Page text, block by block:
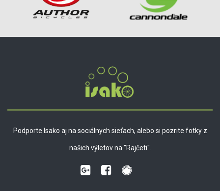
Podporte Isako aj na sociálnych sieťach, alebo si pozrite fotky z
našich výletov na "Rajčeti".